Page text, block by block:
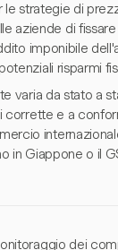
strategie di
aziende di
imponibile
risparmi
varia da stato a
e a
in Giappone o il
dei